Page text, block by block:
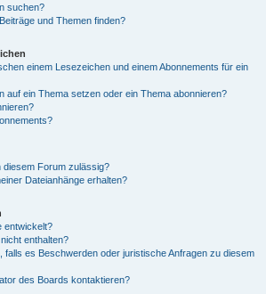
suchen?
und Themen finden?
einem Lesezeichen und einem Abonnements für ein
auf ein Thema setzen oder ein Thema abonnieren?
diesem Forum zulässig?
Dateianhänge erhalten?
entwickelt?
enthalten?
falls es Beschwerden oder juristische Anfragen zu diesem
des Boards kontaktieren?